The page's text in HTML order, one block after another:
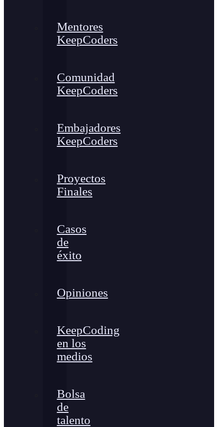
Mentores
KeepCoders
Comunidad
KeepCoders
Embajadores
KeepCoders
Proyectos
Finales
Casos
de
éxito
Opiniones
KeepCoding
en los
medios
Bolsa
de
talento